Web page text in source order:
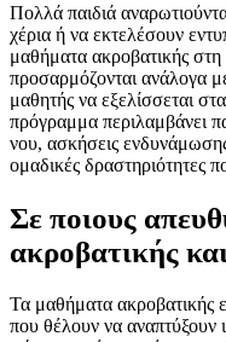
Πολλά παιδιά
χέρια ή να εκτελέσουν
μαθήματα ακροβατικής
προσαρμόζονται ανάλογα
μαθητής να εξελίσσεται
πρόγραμμα περιλαμβάνει
νου, ασκήσεις
ομαδικές δραστηριότητες
Σε ποιους
ακροβατικής
Τα μαθήματα ακροβατικής
που θέλουν να